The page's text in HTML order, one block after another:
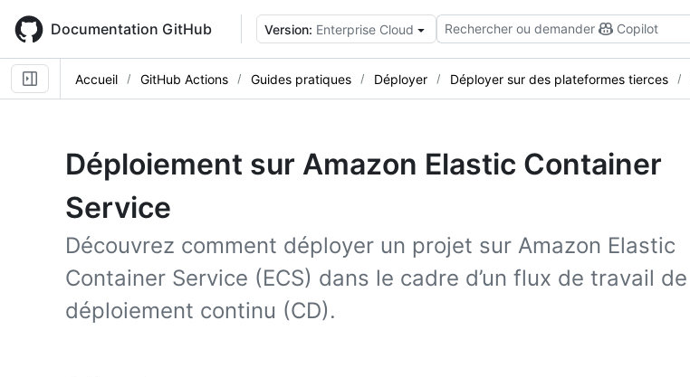
main
content
Documentation GitHub Version: Enterprise Cloud Rechercher ou demander Copilot
Accueil GitHub Actions Guides pratiques Déployer Déployer sur des plateformes tierces
Déploiement sur Amazon Elastic Container
Service
Découvrez comment déployer un projet sur Amazon Elastic
Container Service (ECS) dans le cadre d’un flux de travail de
déploiement continu (CD).